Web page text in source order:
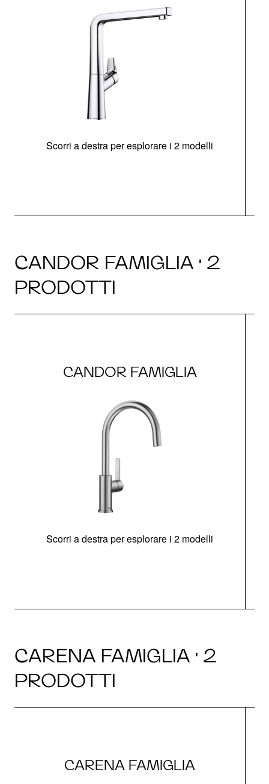
Scorri a destra per esplorare i 2 modelli
CANDOR FAMIGLIA · 2
PRODOTTI
CANDOR FAMIGLIA
Scorri a destra per esplorare i 2 modelli
CARENA FAMIGLIA · 2
PRODOTTI
CARENA FAMIGLIA